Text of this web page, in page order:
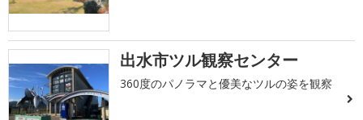
出水市ツル観察センター
360度のパノラマと優美なツルの姿を観察